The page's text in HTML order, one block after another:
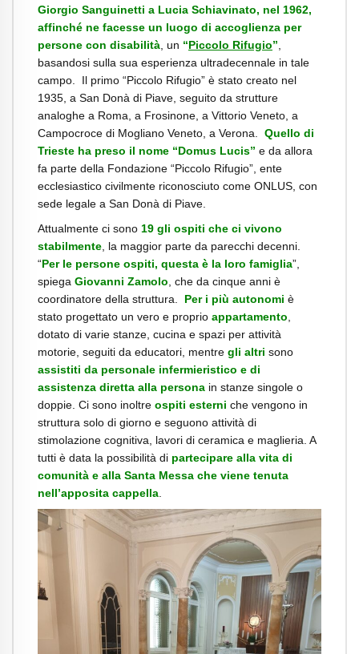
Giorgio Sanguinetti a Lucia Schiavinato, nel 1962,
affinché ne facesse un luogo di accoglienza per
persone con disabilità, un “Piccolo Rifugio”,
basandosi sulla sua esperienza ultradecennale in tale
campo. Il primo “Piccolo Rifugio” è stato creato nel
1935, a San Donà di Piave, seguito da strutture
analoghe a Roma, a Frosinone, a Vittorio Veneto, a
Campocroce di Mogliano Veneto, a Verona. Quello di
Trieste ha preso il nome “Domus Lucis” e da allora
fa parte della Fondazione “Piccolo Rifugio”, ente
ecclesiastico civilmente riconosciuto come ONLUS, con
sede legale a San Donà di Piave.
Attualmente ci sono 19 gli ospiti che ci vivono
stabilmente , la maggior parte da parecchi decenni.
“Per le persone ospiti, questa è la loro famiglia”,
spiega Giovanni Zamolo , che da cinque anni è
coordinatore della struttura. Per i più autonomi è
stato progettato un vero e proprio appartamento
dotato di varie stanze, cucina e spazi per attività
motorie, seguiti da educatori, mentre gli altri sono
assistiti da personale infermieristico e di
assistenza diretta alla persona in stanze singole o
doppie. Ci sono inoltre ospiti esterni che vengono in
struttura solo di giorno e seguono attività di
stimolazione cognitiva, lavori di ceramica e maglieria. A
tutti è data la possibilità di partecipare alla vita di
comunità e alla Santa Messa che viene tenuta
nell’apposita cappella